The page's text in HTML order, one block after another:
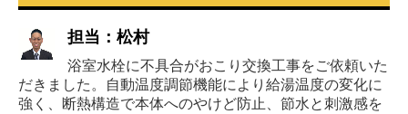
担当：松村
浴室水栓に不具合がおこり交換工事をご依頼いた
だきました。自動温度調節機能により給湯温度の変化に
強く、断熱構造で本体へのやけど防止、節水と刺激感を